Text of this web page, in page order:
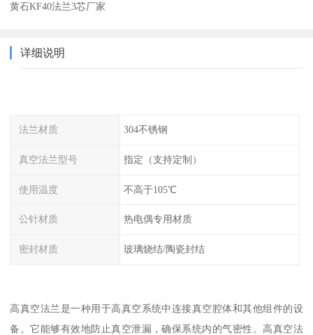
黄石KF40法兰3芯厂家
详细说明
法兰材质 304不锈钢
真空法兰型号 指定（支持定制）
使用温度 不高于105℃
公针材质 热电偶专用材质
密封材质 玻璃烧结/陶瓷封结
高真空法兰是一种用于高真空系统中连接真空腔体和其他组件的设
备。它能够有效地防止真空泄漏，确保系统内的气密性。高真空法